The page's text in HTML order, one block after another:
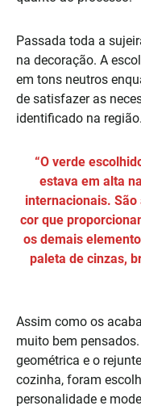
Passada toda a
na decoração. A
em tons neutros
de satisfazer as
identificado na
“O verde
estava em alta
internacionais.
cor que
os demais
paleta de cinzas,
Assim como os
muito bem
geométrica e o
cozinha, foram
personalidade e